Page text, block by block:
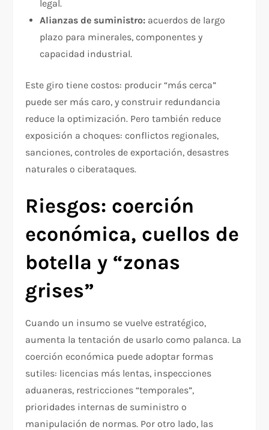
legal.
Alianzas de suministro: acuerdos de largo
plazo para minerales, componentes y
capacidad industrial.
Este giro tiene costos: producir “más cerca”
puede ser más caro, y construir redundancia
reduce la optimización. Pero también reduce
exposición a choques: conflictos regionales,
sanciones, controles de exportación, desastres
naturales o ciberataques.
Riesgos: coerción
económica, cuellos de
botella y “zonas
grises”
Cuando un insumo se vuelve estratégico,
aumenta la tentación de usarlo como palanca. La
coerción económica puede adoptar formas
sutiles: licencias más lentas, inspecciones
aduaneras, restricciones “temporales”,
prioridades internas de suministro o
manipulación de normas. Por otro lado, las